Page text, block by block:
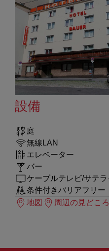
設備
庭
無線LAN
エレベーター
バー
ケーブルテレビ/サテ
条件付きバリアフリー
地図
周辺の見どころ